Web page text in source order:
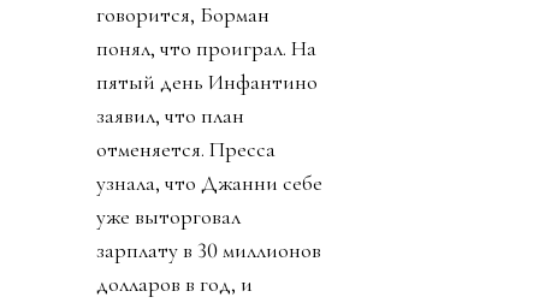
говорится, Борман
понял, что проиграл. На
пятый день Инфантино
заявил, что план
отменяется. Пресса
узнала, что Джанни себе
уже выторговал
зарплату в 30 миллионов
долларов в год, и